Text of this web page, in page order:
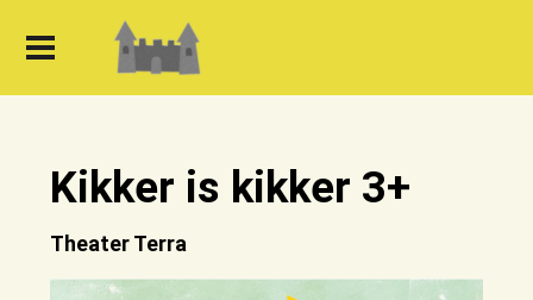
Kikker is kikker 3+
Theater Terra